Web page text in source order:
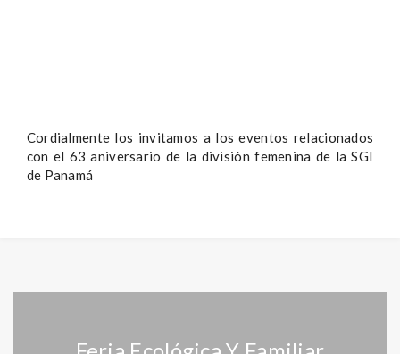
Cordialmente los invitamos a los eventos relacionados
con el 63 aniversario de la división femenina de la SGI
de Panamá